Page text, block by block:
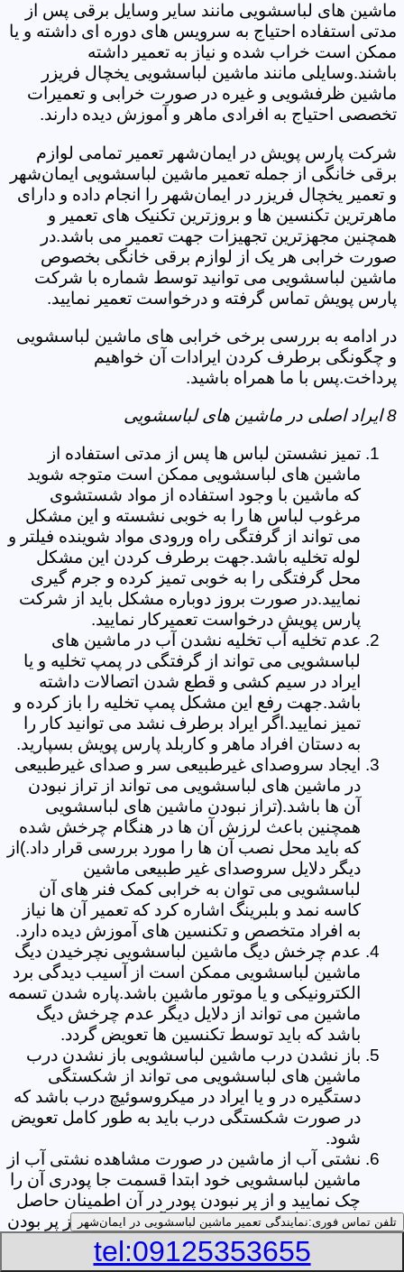
ماشین های لباسشویی مانند سایر وسایل برقی پس از
مدتی استفاده احتیاج به سرویس های دوره ای داشته و یا
ممکن است خراب شده و نیاز به تعمیر داشته
باشند.وسایلی مانند ماشین لباسشویی یخچال فریزر
ماشین ظرفشویی و غیره در صورت خرابی و تعمیرات
تخصصی احتیاج به افرادی ماهر و آموزش دیده دارند.
شرکت پارس پویش در ایمان‌شهر تعمیر تمامی لوازم
برقی خانگی از جمله تعمیر ماشین لباسشویی ایمان‌شهر
و تعمیر یخچال فریزر در ایمان‌شهر را انجام داده و دارای
ماهرترین تکنسین ها و بروزترین تکنیک های تعمیر و
همچنین مجهزترین تجهیزات جهت تعمیر می باشد.در
صورت خرابی هر یک از لوازم برقی خانگی بخصوص
ماشین لباسشویی می توانید توسط شماره با شرکت
پارس پویش تماس گرفته و درخواست تعمیر نمایید.
در ادامه به بررسی برخی خرابی های ماشین لباسشویی
و چگونگی برطرف کردن ایرادات آن خواهیم
پرداخت.پس با ما همراه باشید.
8 ایراد اصلی در ماشین های لباسشویی
تمیز نشستن لباس ها پس از مدتی استفاده از
ماشین های لباسشویی ممکن است متوجه شوید
که ماشین با وجود استفاده از مواد شستشوی
مرغوب لباس ها را به خوبی نشسته و این مشکل
می تواند از گرفتگی راه ورودی مواد شوینده فیلتر و
لوله تخلیه باشد.جهت برطرف کردن این مشکل
محل گرفتگی را به خوبی تمیز کرده و جرم گیری
نمایید.در صورت بروز دوباره مشکل باید از شرکت
پارس پویش درخواست تعمیرکار نمایید.
عدم تخلیه آب تخلیه نشدن آب در ماشین های
لباسشویی می تواند از گرفتگی در پمپ تخلیه و یا
ایراد در سیم کشی و قطع شدن اتصالات داشته
باشد.جهت رفع این مشکل پمپ تخلیه را باز کرده و
تمیز نمایید.اگر ایراد برطرف نشد می توانید کار را
به دستان افراد ماهر و کاربلد پارس پویش بسپارید.
ایجاد سروصدای غیرطبیعی سر و صدای غیرطبیعی
در ماشین های لباسشویی می تواند از تراز نبودن
آن ها باشد.(تراز نبودن ماشین های لباسشویی
همچنین باعث لرزش آن ها در هنگام چرخش شده
که باید محل نصب آن ها را مورد بررسی قرار داد.)از
دیگر دلایل سروصدای غیر طبیعی ماشین
لباسشویی می توان به خرابی کمک فنر های آن
کاسه نمد و بلبرینگ اشاره کرد که تعمیر آن ها نیاز
به افراد متخصص و تکنسین های آموزش دیده دارد.
عدم چرخش دیگ ماشین لباسشویی نچرخیدن دیگ
ماشین لباسشویی ممکن است از آسیب دیدگی برد
الکترونیکی و یا موتور ماشین باشد.پاره شدن تسمه
ماشین می تواند از دلایل دیگر عدم چرخش دیگ
باشد که باید توسط تکنسین ها تعویض گردد.
باز نشدن درب ماشین لباسشویی باز نشدن درب
ماشین های لباسشویی می تواند از شکستگی
دستگیره در و یا ایراد در میکروسوئیچ درب باشد که
در صورت شکستگی درب باید به طور کامل تعویض
شود.
نشتی آب از ماشین در صورت مشاهده نشتی آب از
ماشین لباسشویی خود ابتدا قسمت جا پودری آن را
چک نمایید و از پر نبودن پودر در آن اطمینان حاصل
کنید.زیرا گاهی اوقات نشتی آب می تواند از پر بودن
بیش از حد جا پودری از پودر باشد.از دیگر علل ها
می توان به پارگی لاستیک دور درب ماشین شلنگ
تلفن تماس فوری:نمایندگی تعمیر ماشین لباسشویی در ایمان‌شهر
tel:09125353655